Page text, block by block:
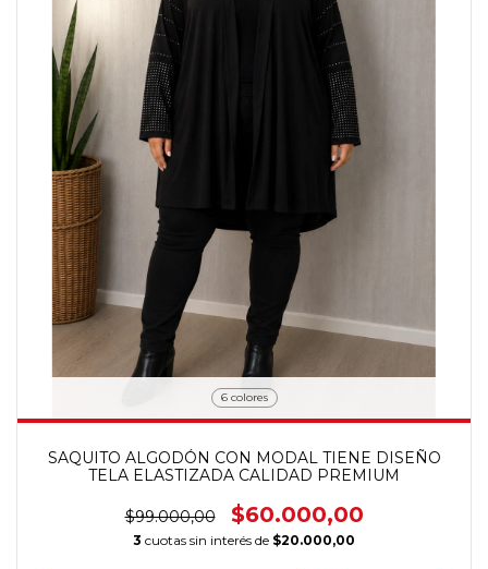
6 colores
SAQUITO ALGODÓN CON MODAL TIENE DISEÑO
TELA ELASTIZADA CALIDAD PREMIUM
$99.000,00 $60.000,00
3 cuotas sin interés de $20.000,00